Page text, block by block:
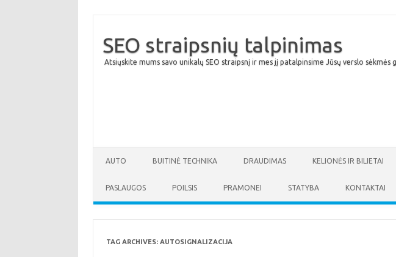
SEO straipsnių talpinimas
Atsiųskite mums savo unikalų SEO straipsnį ir mes jį patalpinsime Jūsų verslo
AUTO BUITINĖ TECHNIKA DRAUDIMAS KELIONĖS IR BILIETAI
PASLAUGOS POILSIS PRAMONEI STATYBA KONTAKTAI
TAG ARCHIVES: AUTOSIGNALIZACIJA